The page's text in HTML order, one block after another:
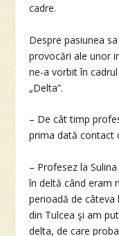
cadre.
Despre pasiunea
provocări ale unor
ne-a vorbit în
„Delta”.
– De cât timp
prima dată contact
– Profesez la
în deltă când eram
perioadă de câteva
din Tulcea şi am
delta, de care